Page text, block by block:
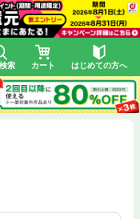
索 カート はじめての方へ